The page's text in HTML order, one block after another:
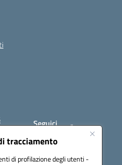
tracciamento
di profilazione degli utenti -
Seguici